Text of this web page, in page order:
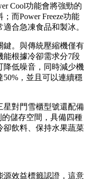
Cool功能會將強勁的
而Power Freeze功能
合急凍食品和製冰。
鍵。與傳統壓縮機僅有
能根據冷卻需求分7段
降低噪音，同時減少機
，並且可以連續穩
星對門雪櫃型號還配備
儲存空間，具備四種
卻飲料、保持水果蔬菜
源效益標籤認證，這意